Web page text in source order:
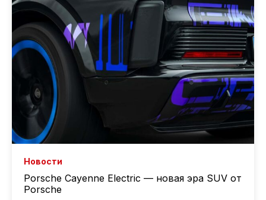
Новости
Porsche Cayenne Electric — новая эра SUV от
Porsche